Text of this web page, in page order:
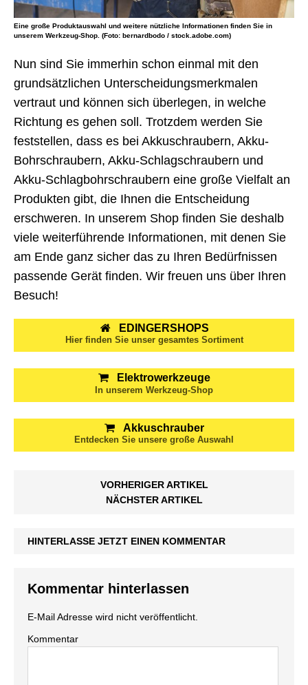
Eine große Produktauswahl und weitere nützliche Informationen finden Sie in
unserem Werkzeug-Shop. (Foto: bernardbodo / stock.adobe.com)
Nun sind Sie immerhin schon einmal mit den
grundsätzlichen Unterscheidungsmerkmalen
vertraut und können sich überlegen, in welche
Richtung es gehen soll. Trotzdem werden Sie
feststellen, dass es bei Akkuschraubern, Akku-
Bohrschraubern, Akku-Schlagschraubern und
Akku-Schlagbohrschraubern eine große Vielfalt an
Produkten gibt, die Ihnen die Entscheidung
erschweren. In unserem Shop finden Sie deshalb
viele weiterführende Informationen, mit denen Sie
am Ende ganz sicher das zu Ihren Bedürfnissen
passende Gerät finden. Wir freuen uns über Ihren
Besuch!
EDINGERSHOPS
Hier finden Sie unser gesamtes Sortiment
Elektrowerkzeuge
In unserem Werkzeug-Shop
Akkuschrauber
Entdecken Sie unsere große Auswahl
VORHERIGER ARTIKEL
NÄCHSTER ARTIKEL
HINTERLASSE JETZT EINEN KOMMENTAR
Kommentar hinterlassen
E-Mail Adresse wird nicht veröffentlicht.
Kommentar